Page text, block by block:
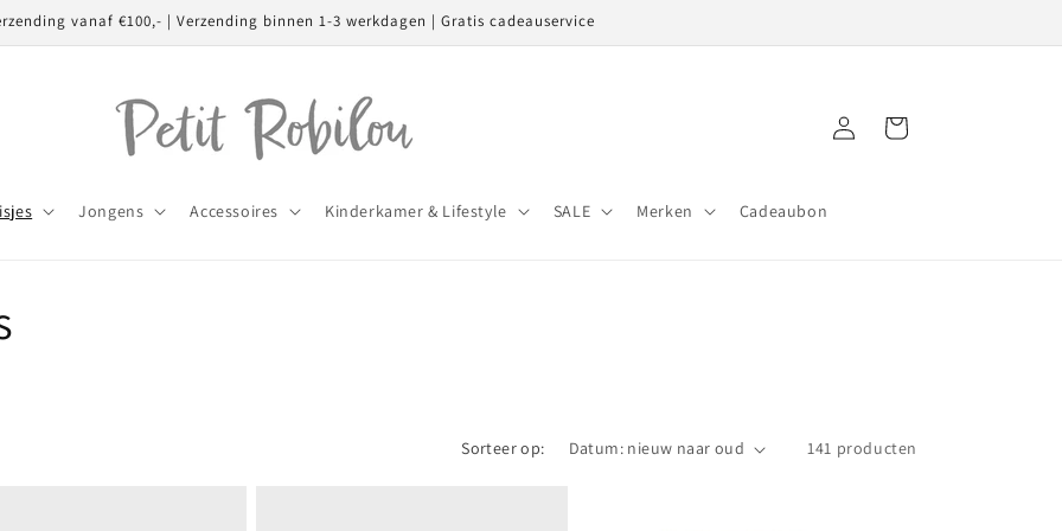
vanaf €100,- | Verzending binnen 1-3 werkdagen | Gratis cadeauservice
Jongens Accessoires Kinderkamer & Lifestyle SALE Merken Cadeaubon
InloggenWinkelwagen
Sorteer op: 141 producten